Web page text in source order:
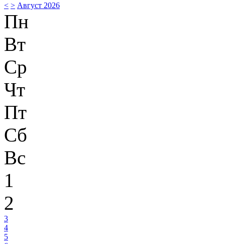
< > Август 2026
Пн
Вт
Ср
Чт
Пт
Сб
Вс
1
2
3
4
5